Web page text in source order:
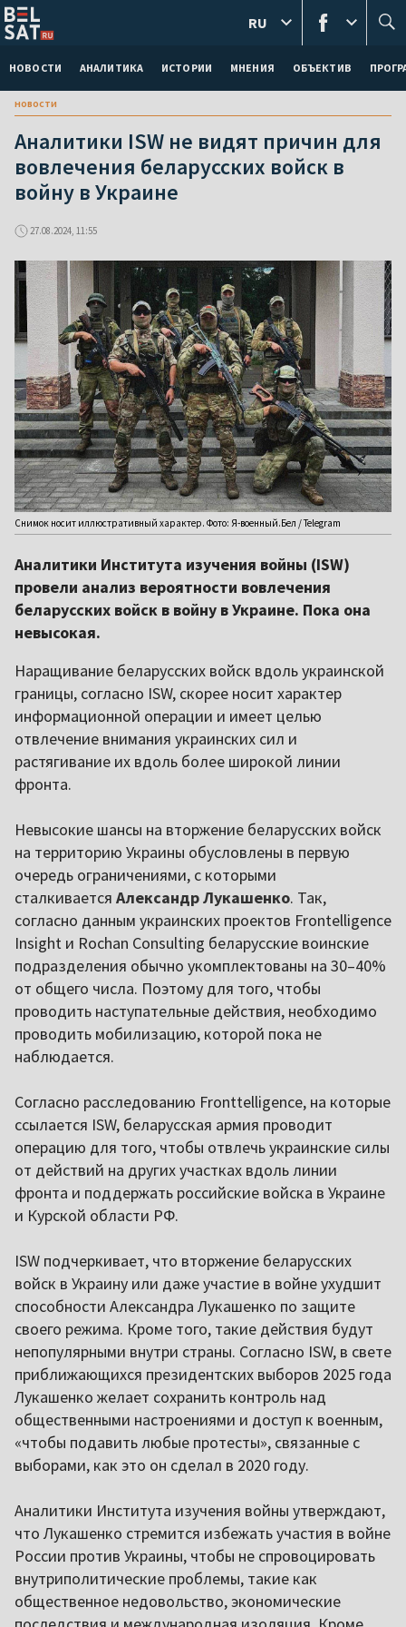
НОВОСТИ АНАЛИТИКА ИСТОРИИ МНЕНИЯ ОБЪЕКТИВ
RU
новости
Аналитики ISW не видят причин для
вовлечения беларусских войск в
войну в Украине
27.08.2024, 11:55
Снимок носит иллюстративный характер. Фото: Я-военный.Бел / Telegram
Аналитики Института изучения войны (ISW)
провели анализ вероятности вовлечения
беларусских войск в войну в Украине. Пока она
невысокая.
Наращивание беларусских войск вдоль украинской
границы, согласно ISW, скорее носит характер
информационной операции и имеет целью
отвлечение внимания украинских сил и
растягивание их вдоль более широкой линии
фронта.
Невысокие шансы на вторжение беларусских войск
на территорию Украины обусловлены в первую
очередь ограничениями, с которыми
сталкивается Александр Лукашенко. Так,
согласно данным украинских проектов Frontelligence
Insight и Rochan Consulting беларусские воинские
подразделения обычно укомплектованы на 30–40%
от общего числа. Поэтому для того, чтобы
проводить наступательные действия, необходимо
проводить мобилизацию, которой пока не
наблюдается.
Согласно расследованию Fronttelligence, на которые
ссылается ISW, беларусская армия проводит
операцию для того, чтобы отвлечь украинские силы
от действий на других участках вдоль линии
фронта и поддержать российские войска в Украине
и Курской области РФ.
ISW подчеркивает, что вторжение беларусских
войск в Украину или даже участие в войне ухудшит
способности Александра Лукашенко по защите
своего режима. Кроме того, такие действия будут
непопулярными внутри страны. Согласно ISW, в свете
приближающихся президентских выборов 2025 года
Лукашенко желает сохранить контроль над
общественными настроениями и доступ к военным,
«чтобы подавить любые протесты», связанные с
выборами, как это он сделал в 2020 году.
Аналитики Института изучения войны утверждают,
что Лукашенко стремится избежать участия в войне
России против Украины, чтобы не спровоцировать
внутриполитические проблемы, такие как
общественное недовольство, экономические